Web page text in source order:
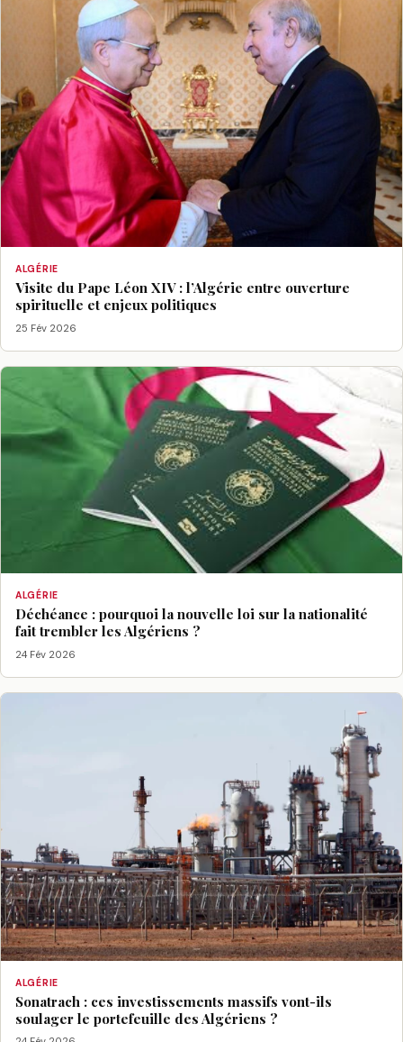
ALGÉRIE
Visite du Pape Léon XIV : l’Algérie entre ouverture
spirituelle et enjeux politiques
25 Fév 2026
ALGÉRIE
Déchéance : pourquoi la nouvelle loi sur la nationalité
fait trembler les Algériens ?
24 Fév 2026
ALGÉRIE
Sonatrach : ces investissements massifs vont-ils
soulager le portefeuille des Algériens ?